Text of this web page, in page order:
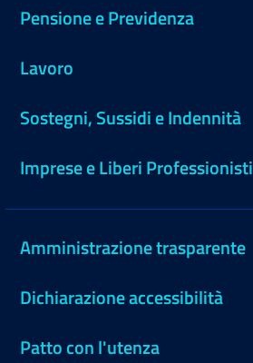
Pensione e Previdenza
Lavoro
Sostegni, Sussidi e Indennità
Imprese e Liberi Professionisti
Amministrazione trasparente
Dichiarazione accessibilità
Patto con l'utenza